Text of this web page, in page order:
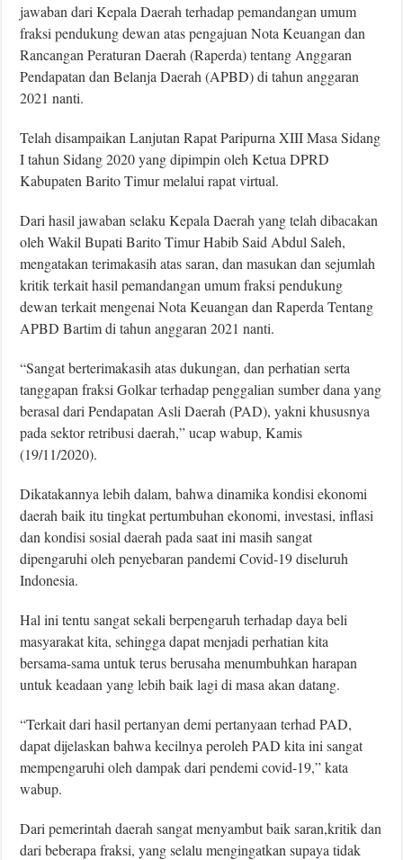
jawaban dari Kepala Daerah terhadap pemandangan umum
fraksi pendukung dewan atas pengajuan Nota Keuangan dan
Rancangan Peraturan Daerah (Raperda) tentang Anggaran
Pendapatan dan Belanja Daerah (APBD) di tahun anggaran
2021 nanti.
Telah disampaikan Lanjutan Rapat Paripurna XIII Masa Sidang
I tahun Sidang 2020 yang dipimpin oleh Ketua DPRD
Kabupaten Barito Timur melalui rapat virtual.
Dari hasil jawaban selaku Kepala Daerah yang telah dibacakan
oleh Wakil Bupati Barito Timur Habib Said Abdul Saleh,
mengatakan terimakasih atas saran, dan masukan dan sejumlah
kritik terkait hasil pemandangan umum fraksi pendukung
dewan terkait mengenai Nota Keuangan dan Raperda Tentang
APBD Bartim di tahun anggaran 2021 nanti.
“Sangat berterimakasih atas dukungan, dan perhatian serta
tanggapan fraksi Golkar terhadap penggalian sumber dana yang
berasal dari Pendapatan Asli Daerah (PAD), yakni khususnya
pada sektor retribusi daerah,” ucap wabup, Kamis
(19/11/2020).
Dikatakannya lebih dalam, bahwa dinamika kondisi ekonomi
daerah baik itu tingkat pertumbuhan ekonomi, investasi, inflasi
dan kondisi sosial daerah pada saat ini masih sangat
dipengaruhi oleh penyebaran pandemi Covid-19 diseluruh
Indonesia.
Hal ini tentu sangat sekali berpengaruh terhadap daya beli
masyarakat kita, sehingga dapat menjadi perhatian kita
bersama-sama untuk terus berusaha menumbuhkan harapan
untuk keadaan yang lebih baik lagi di masa akan datang.
“Terkait dari hasil pertanyan demi pertanyaan terhad PAD,
dapat dijelaskan bahwa kecilnya peroleh PAD kita ini sangat
mempengaruhi oleh dampak dari pendemi covid-19,” kata
wabup.
Dari pemerintah daerah sangat menyambut baik saran,kritik dan
dari beberapa fraksi, yang selalu mengingatkan supaya tidak